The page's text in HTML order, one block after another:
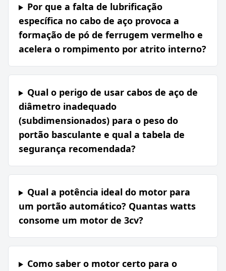
Por que a falta de lubrificação
específica no cabo de aço provoca a
formação de pó de ferrugem vermelho e
acelera o rompimento por atrito interno?
Qual o perigo de usar cabos de aço de
diâmetro inadequado
(subdimensionados) para o peso do
portão basculante e qual a tabela de
segurança recomendada?
Qual a potência ideal do motor para
um portão automático? Quantas watts
consome um motor de 3cv?
Como saber o motor certo para o